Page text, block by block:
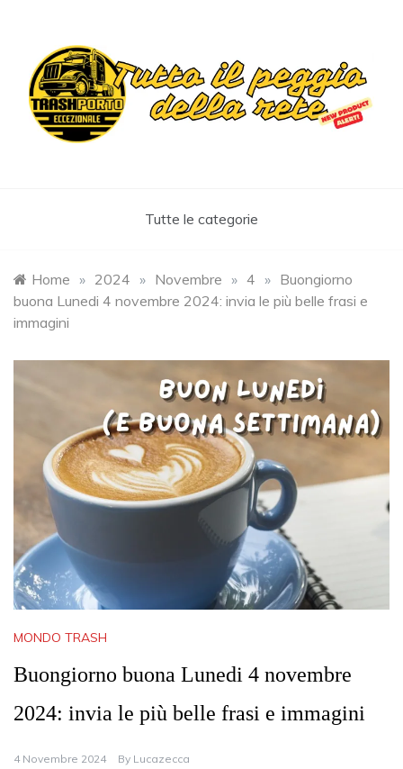
content
Tutte le categorie
Home » 2024 » Novembre » 4 » Buongiorno
buona Lunedi 4 novembre 2024: invia le più belle frasi e
immagini
MONDO TRASH
Buongiorno buona Lunedi 4 novembre
2024: invia le più belle frasi e immagini
4 Novembre 2024 By Lucazecca